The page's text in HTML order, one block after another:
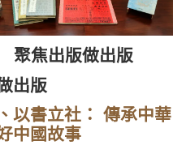
聚焦出版做出版
出版
以書立社： 傳承中華
中國故事